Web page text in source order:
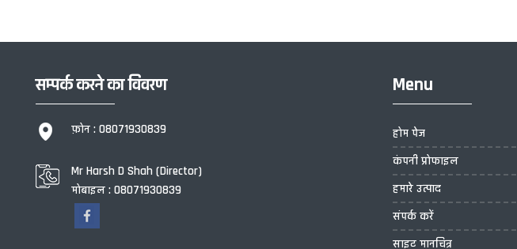
सम्पर्क करने का विवरण
फ़ोन : 08071930839
Mr Harsh D Shah (Director)
मोबाइल : 08071930839
Menu
होम पेज
कंपनी प्रोफाइल
हमारे उत्पाद
संपर्क करें
साइट मानचित्र